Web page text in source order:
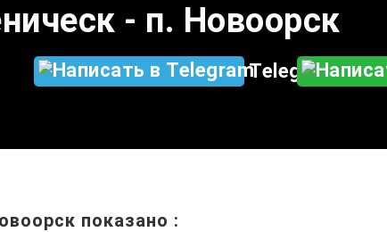
- п. Новоорск
Telegram
показано :